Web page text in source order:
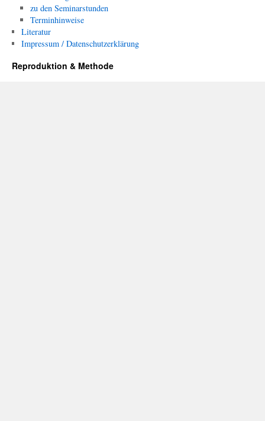
zu den Seminarstunden
Terminhinweise
Literatur
Impressum / Datenschutzerklärung
Reproduktion & Methode